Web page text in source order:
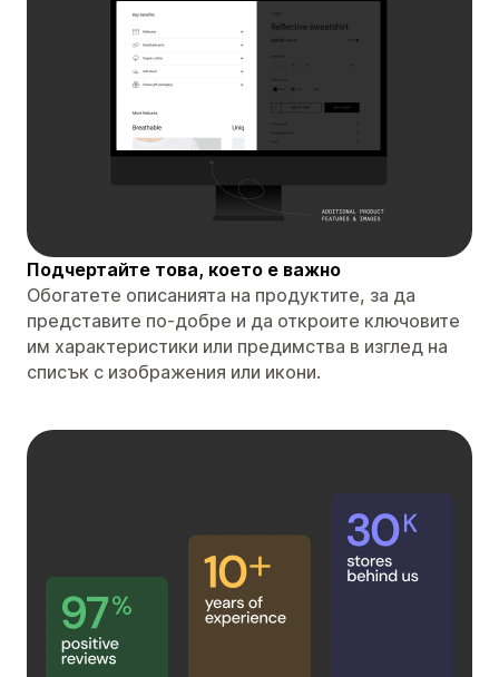
Подчертайте това, което е важно
Обогатете описанията на продуктите, за да
представите по-добре и да откроите ключовите
им характеристики или предимства в изглед на
списък с изображения или икони.